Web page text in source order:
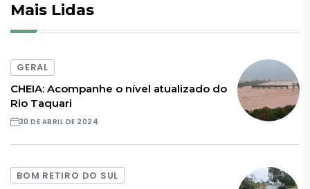
Mais Lidas
GERAL
CHEIA: Acompanhe o nível atualizado do
Rio Taquari
30 DE ABRIL DE 2024
BOM RETIRO DO SUL